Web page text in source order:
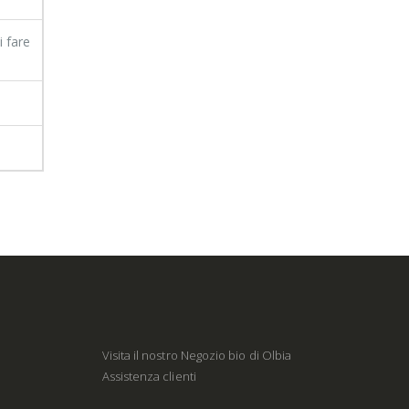
fare
Visita il nostro Negozio bio di Olbia
Assistenza clienti